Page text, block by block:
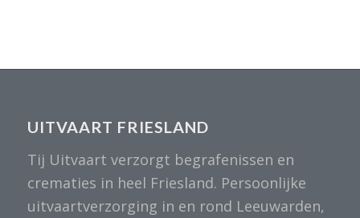
UITVAART FRIESLAND
Tij Uitvaart verzorgt begrafenissen en
crematies in heel Friesland. Persoonlijke
uitvaartverzorging in en rond Leeuwarden,